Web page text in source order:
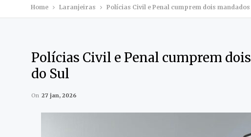
Home Laranjeiras Polícias Civil e Penal cumprem dois
Polícias Civil e Penal cumprem
do Sul
On 27 jan, 2026